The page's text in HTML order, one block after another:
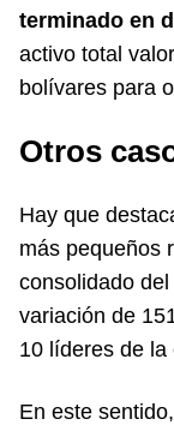
terminado en
activo total
bolívares para
Otros
Hay que
más pequeños
consolidado
variación de
10 líderes de la
En este